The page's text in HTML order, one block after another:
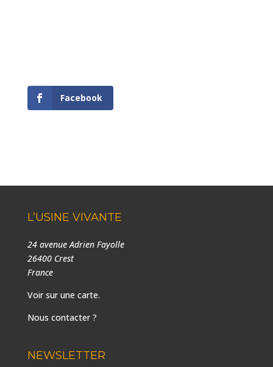
Facebook
L’USINE VIVANTE
24 avenue Adrien Fayolle
26400 Crest
France
Voir sur une carte.
Nous contacter ?
NEWSLETTER